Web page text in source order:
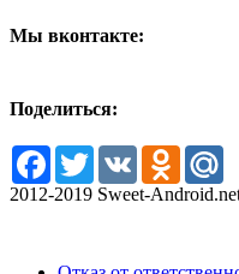
Мы вконтакте:
Поделиться:
Facebook
TwitterVK
2012-2019 Sweet-